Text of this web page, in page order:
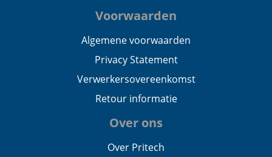
Voorwaarden
Algemene voorwaarden
Privacy Statement
Verwerkersovereenkomst
Retour informatie
Over ons
Over Pritech